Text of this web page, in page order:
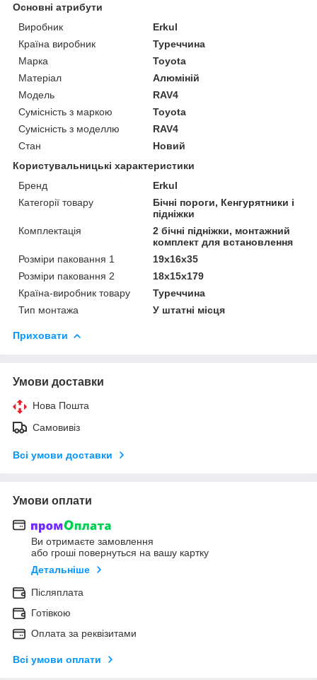
Основні атрибути
Виробник
Erkul
Країна виробник
Туреччина
Марка
Toyota
Матеріал
Алюміній
Модель
RAV4
Сумісність з маркою
Toyota
Сумісність з моделлю
RAV4
Стан
Новий
Користувальницькі характеристики
Бренд
Erkul
Категорії товару
Бічні пороги, Кенгурятники і
підніжки
Комплектація
2 бічні підніжки, монтажний
комплект для встановлення
Розміри паковання 1
19x16x35
Розміри паковання 2
18x15x179
Країна-виробник товару
Туреччина
Тип монтажа
У штатні місця
Приховати
Умови доставки
Нова Пошта
Самовивіз
Всі умови доставки
Умови оплати
Ви отримаєте замовлення
або гроші повернуться на вашу картку
Детальніше
Післяплата
Готівкою
Оплата за реквізитами
Всі умови оплати